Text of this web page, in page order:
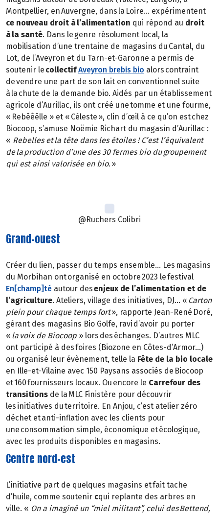
Montpellier, en Auvergne, dans la Loire… expérimentent
ce nouveau droit à l’alimentation qui répond au droit
à la santé. Dans le genre résolument local, la
mobilisation d’une trentaine de magasins du Cantal, du
Lot, de l’Aveyron et du Tarn-et-Garonne a permis de
soutenir le collectifAveyron brebis bio alors contraint
de vendre une part de son lait en conventionnel suite
à la chute de la demande bio. Aidés par un établissement
agricole d’Aurillac, ils ont créé une tomme et une fourme,
« Rebêêêlle » et « Céleste », clin d’œil à ce qu’on est chez
Biocoop, s’amuse Noëmie Richart du magasin d’Aurillac :
« Rebelles et la tête dans les étoiles ! C’est l’équivalent
de la production d’une des 30 fermes bio du groupement
qui est ainsi valorisée en bio.»
@Ruchers Colibri
Grand-ouest
Créer du lien, passer du temps ensemble… Les magasins
du Morbihan ont organisé en octobre 2023 le festival
En[champ]té autour desenjeux de l’alimentation et de
l’agriculture. Ateliers, village des initiatives, DJ… « Carton
plein pour chaque temps fort», rapporte Jean-René Doré,
gérant des magasins Bio Golfe, ravi d’avoir pu porter
« la voix de Biocoop » lors des échanges. D’autres MLC
ont participé à des foires (Biozone en Côtes-d’Armor…)
ou organisé leur évènement, telle la Fête de la bio locale
en Ille-et-Vilaine avec 150 Paysans associés de Biocoop
et 160 fournisseurs locaux. Ou encore le Carrefour des
transitions de la MLC Finistère pour découvrir
les initiatives du territoire. En Anjou, c’est atelier zéro
déchet et anti-inflation avec les clients pour
une consommation simple, économique et écologique,
avec les produits disponibles en magasins.
Centre nord-est
L’initiative part de quelques magasins et fait tache
d’huile, comme soutenir cqui replante des arbres en
ville. « On a imaginé un “miel militant”, celui des Bettend,